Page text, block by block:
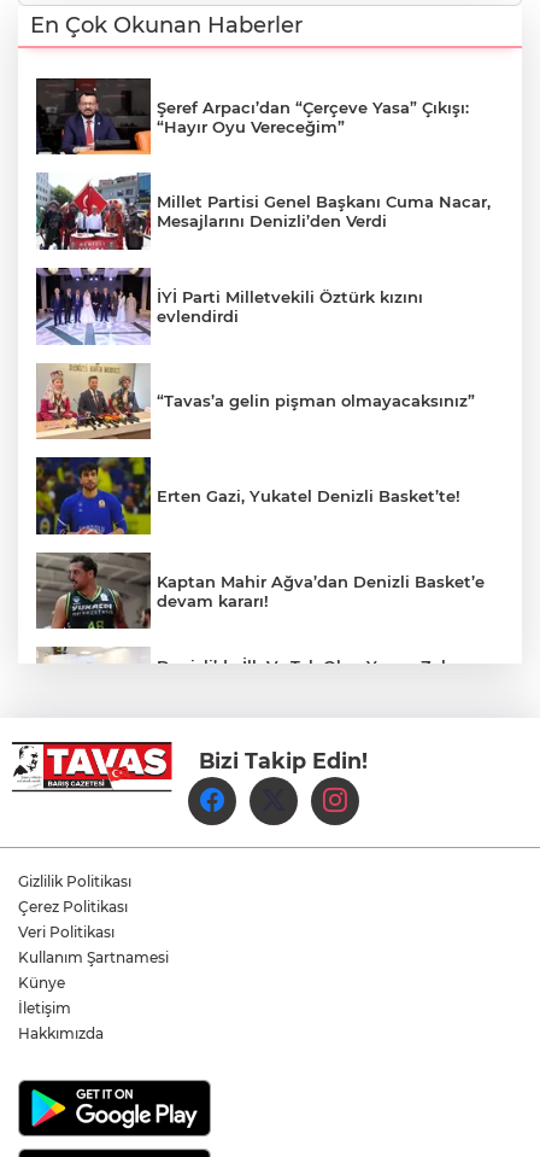
En Çok Okunan Haberler
Şeref Arpacı’dan “Çerçeve Yasa” Çıkışı:
“Hayır Oyu Vereceğim”
Millet Partisi Genel Başkanı Cuma Nacar,
Mesajlarını Denizli’den Verdi
İYİ Parti Milletvekili Öztürk kızını
evlendirdi
“Tavas’a gelin pişman olmayacaksınız”
Erten Gazi, Yukatel Denizli Basket’te!
Kaptan Mahir Ağva’dan Denizli Basket’e
devam kararı!
Denizli’de İlk Ve Tek Olan Yapay Zeka
YENİ Partili Arpacı: Çocuk Adaletinde
Başarı Ceza Vermekle Değil, Suçu
Önlemekle Ölçülür
Tohum Denizli’den, hasat Afyon’dan!
Bizi Takip Edin!
Gizlilik Politikası
Çerez Politikası
Veri Politikası
Kullanım Şartnamesi
Künye
İletişim
Hakkımızda